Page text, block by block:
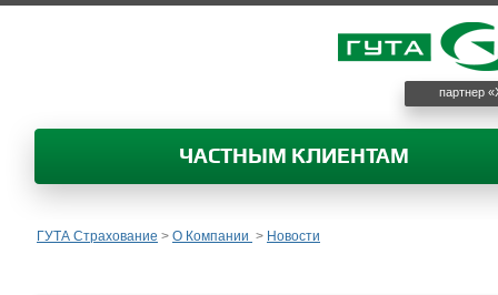
партнер
ЧАСТНЫМ КЛИЕНТАМ
ГУТА Страхование > О Компании > Новости